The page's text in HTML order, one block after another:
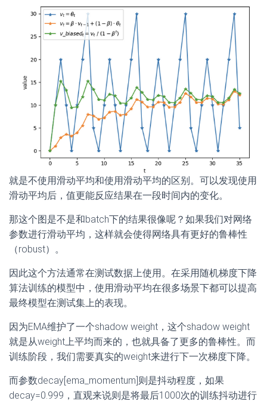
就是不使用滑动平均和使用滑动平均的区别。可以发现使用
滑动平均后，值更能反应结果在一段时间内的变化。
那这个图是不是和batch下的结果很像呢？如果我们对网络
参数进行滑动平均，这样就会使得网络具有更好的鲁棒性
（robust）。
因此这个方法通常在测试数据上使用。在采用随机梯度下降
算法训练的模型中，使用滑动平均在很多场景下都可以提高
最终模型在测试集上的表现。
因为EMA维护了一个shadow weight，这个shadow weight
就是从weight上平均而来的，也就具备了更多的鲁棒性。而
训练阶段，我们需要真实的weight来进行下一次梯度下降。
而参数decay[ema_momentum]则是抖动程度，如果
decay=0.999，直观来说则是将最后1000次的训练抖动进行